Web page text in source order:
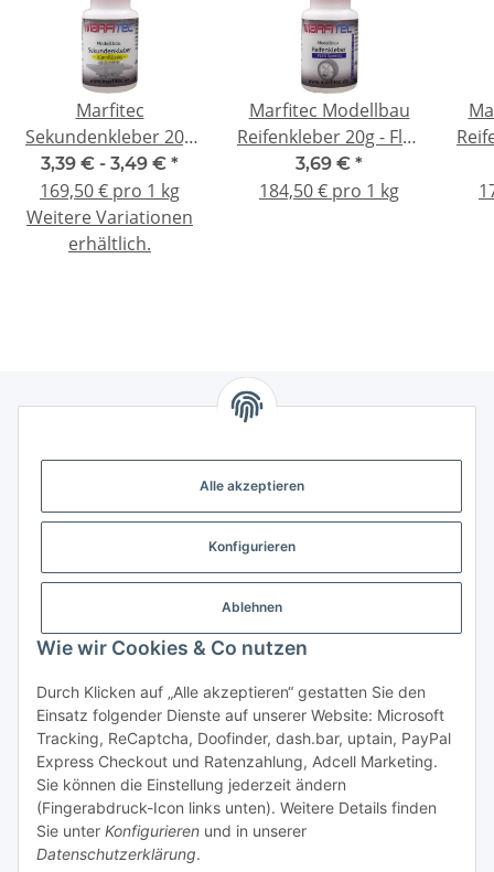
Alle akzeptieren
Konfigurieren
Ablehnen
Wie wir Cookies & Co nutzen
Durch Klicken auf „Alle akzeptieren“ gestatten Sie den
Einsatz folgender Dienste auf unserer Website: Microsoft
Tracking, ReCaptcha, Doofinder, dash.bar, uptain, PayPal
Express Checkout und Ratenzahlung, Adcell Marketing.
Sie können die Einstellung jederzeit ändern
(Fingerabdruck-Icon links unten). Weitere Details finden
Sie unter Konfigurieren und in unserer
Datenschutzerklärung.
Marfitec
Sekundenkleber 20g
dünnflüssig -
mittelflüssig -
dickflüssig -Standard
Verschluss
3,39 € - 3,49 € *
169,50 € pro 1 kg
Weitere Variationen
erhältlich.
Marfitec Modellbau
Reifenkleber 20g - Flex
- Standard Verschluss
3,69 € *
184,50 € pro 1 kg
Gesetzliche Informationen
Weitere Informationen
Support - Hilfe
Modellbau Großhandel
Vertrag widerrufen
* Alle Preise inkl. gesetzlicher MwSt., zzgl.
* gilt für Lieferungen innerhalb Deutschlands, Lieferzeiten
für andere Länder entnehmen Sie bitte der Schaltfläche mit
denVersandinformationen.